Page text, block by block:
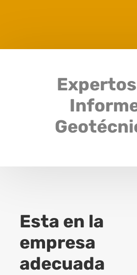
Esta en la
empresa
adecuada